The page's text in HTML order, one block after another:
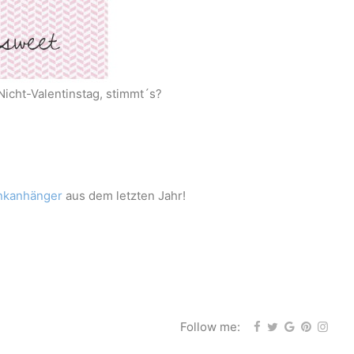
Valentinstag, stimmt´s?
aus dem letzten Jahr!
Follow me: